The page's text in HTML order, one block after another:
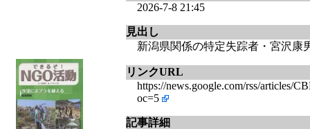
2026-7-8 21:45
見出し
新潟県関係の特定失踪者・宮沢康
リンクURL
https://news.google.com/rss/
oc=5
記事詳細